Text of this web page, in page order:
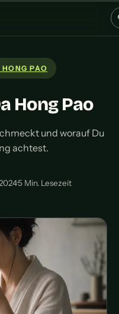
HONG PAO
Hong Pao
und worauf Du
achtest.
·5 Min. Lesezeit